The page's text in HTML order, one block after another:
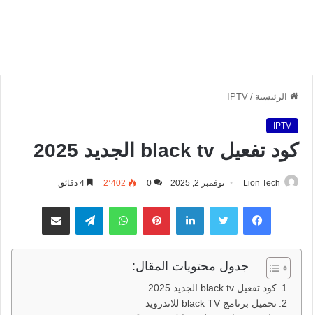
الرئيسية /
IPTV
IPTV
كود تفعيل black tv الجديد 2025
Lion Tech نوفمبر 2, 2025 0 2٬402
فيسبوك تويتر لينكدإن بينتيريستواتساب تيلقرام مشاركة عبر البريد
جدول محتويات المقال:
كود تفعيل black tv الجديد 2025
تحميل برنامج black TV للاندرويد